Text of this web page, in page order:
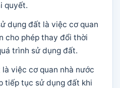
quyết.
dụng đất là việc cơ quan
cho phép thay đổi thời
trình sử dụng đất.
việc cơ quan nhà nước
tiếp tục sử dụng đất khi